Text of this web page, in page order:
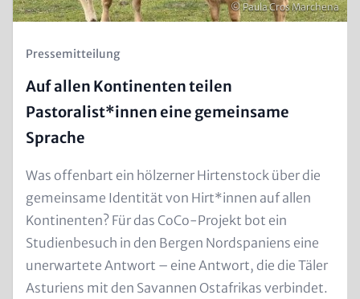
Urheberrecht
© Paula Cros Marchena
Kicker
Pressemitteilung
Auf allen Kontinenten teilen
Pastoralist*innen eine gemeinsame
Sprache
Text
for
Teaser
and
Metatags
Was offenbart ein hölzerner Hirtenstock über die
gemeinsame Identität von Hirt*innen auf allen
Kontinenten? Für das CoCo-Projekt bot ein
Studienbesuch in den Bergen Nordspaniens eine
unerwartete Antwort – eine Antwort, die die Täler
Asturiens mit den Savannen Ostafrikas verbindet.